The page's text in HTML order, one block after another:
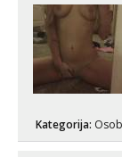
Kategorija: